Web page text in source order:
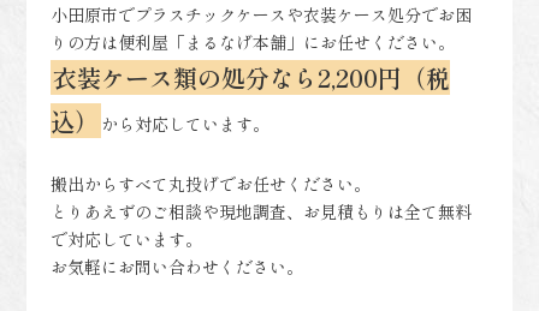
小田原市でプラスチックケースや衣装ケース処分でお困
りの方は便利屋「まるなげ本舗」にお任せください。
衣装ケース類の処分なら2,200円（税
込）
から対応しています。
搬出からすべて丸投げでお任せください。
とりあえずのご相談や現地調査、お見積もりは全て無料
で対応しています。
お気軽にお問い合わせください。